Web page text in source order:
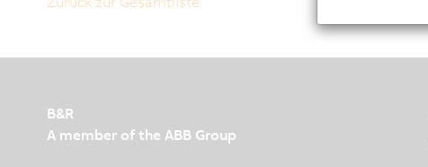
B&R
A member of the ABB Group